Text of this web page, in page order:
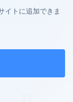
トに追加できま